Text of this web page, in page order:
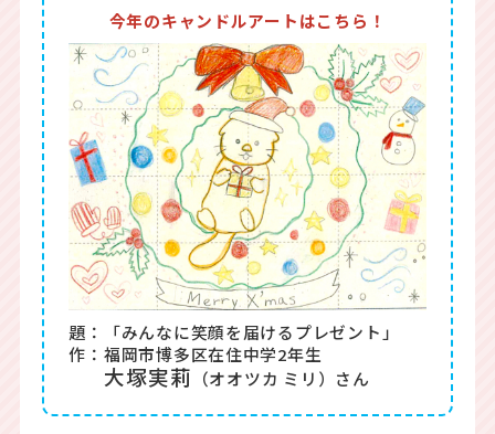
今年のキャンドルアートはこちら！
題：「みんなに笑顔を届けるプレゼント」
作：福岡市博多区在住中学2年生
大塚実莉 （オオツカ ミリ）さん